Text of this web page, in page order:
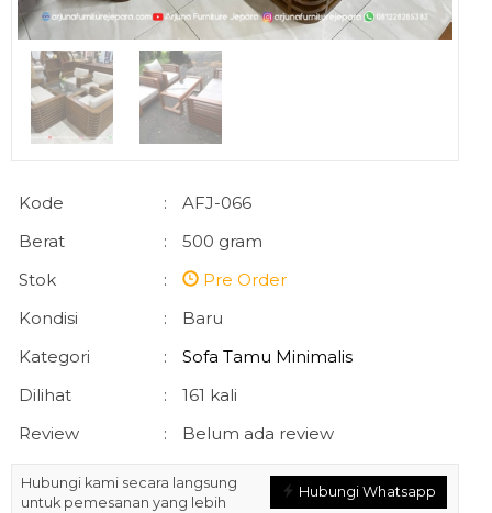
Kode :
AFJ-066
Berat
:
500 gram
Stok
:
Pre Order
Kondisi
:
Baru
Kategori
:
Sofa Tamu Minimalis
Dilihat
:
161 kali
Review
: Belum ada review
Hubungi Whatsapp
Hubungi kami secara langsung
untuk pemesanan yang lebih